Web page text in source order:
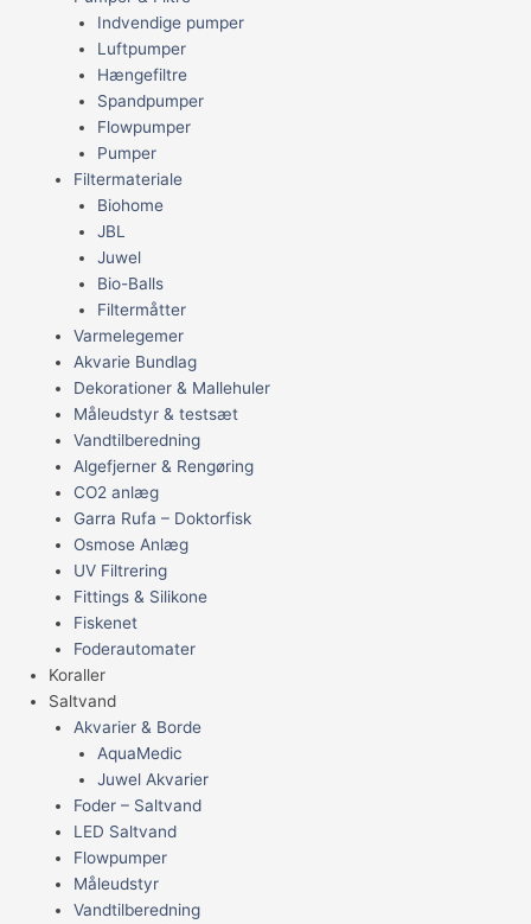
Indvendige pumper
Luftpumper
Hængefiltre
Spandpumper
Flowpumper
Pumper
Filtermateriale
Biohome
JBL
Juwel
Bio-Balls
Filtermåtter
Varmelegemer
Akvarie Bundlag
Dekorationer & Mallehuler
Måleudstyr & testsæt
Vandtilberedning
Algefjerner & Rengøring
CO2 anlæg
Garra Rufa – Doktorfisk
Osmose Anlæg
UV Filtrering
Fittings & Silikone
Fiskenet
Foderautomater
Koraller
Saltvand
Akvarier & Borde
AquaMedic
Juwel Akvarier
Foder – Saltvand
LED Saltvand
Flowpumper
Måleudstyr
Vandtilberedning